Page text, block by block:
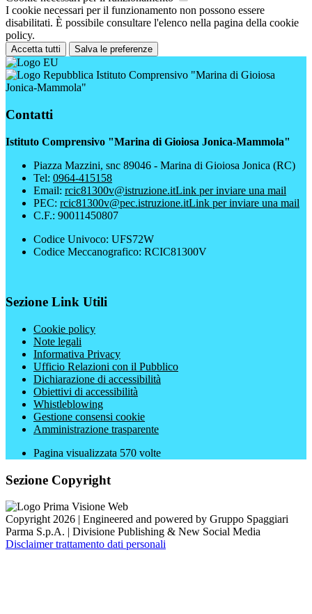
I cookie necessari per il funzionamento non possono essere
disabilitati. È possibile consultare l'elenco nella pagina della cookie
policy.
Accetta tutti Salva le preferenze
Istituto Comprensivo "Marina di Gioiosa
Jonica-Mammola"
Contatti
Istituto Comprensivo "Marina di Gioiosa Jonica-Mammola"
Piazza Mazzini, snc 89046 - Marina di Gioiosa Jonica (RC)
Tel: 0964-415158
Email: rcic81300v@istruzione.itLink per inviare una mail
PEC: rcic81300v@pec.istruzione.itLink per inviare una mail
C.F.: 90011450807
Codice Univoco: UFS72W
Codice Meccanografico: RCIC81300V
Sezione Link Utili
Cookie policy
Note legali
Informativa Privacy
Ufficio Relazioni con il Pubblico
Dichiarazione di accessibilità
Obiettivi di accessibilità
Whistleblowing
Gestione consensi cookie
Amministrazione trasparente
Pagina visualizzata 570 volte
Sezione Copyright
Copyright 2026 | Engineered and powered by Gruppo Spaggiari
Parma S.p.A. | Divisione Publishing & New Social Media
Disclaimer trattamento dati personali